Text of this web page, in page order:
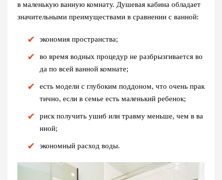
в маленькую ванную комнату. Душевая кабина обладает
значительными преимуществами в сравнении с ванной:
экономия пространства;
во время водных процедур не разбрызгивается во
да по всей ванной комнате;
есть модели с глубоким поддоном, что очень прак
тично, если в семье есть маленький ребенок;
риск получить ушиб или травму меньше, чем в ва
нной;
экономный расход воды.